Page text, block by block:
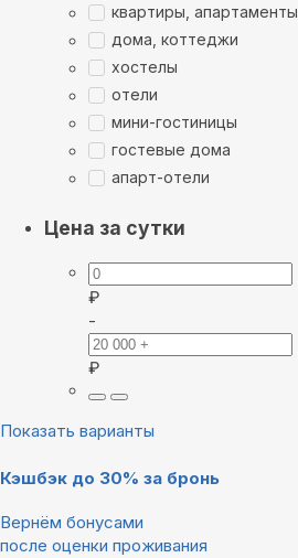
квартиры, апартаменты
дома, коттеджи
хостелы
отели
мини-гостиницы
гостевые дома
апарт-отели
Цена за сутки
₽
-
₽
Показать варианты
Кэшбэк до 30% за бронь
Вернём бонусами
после оценки проживания